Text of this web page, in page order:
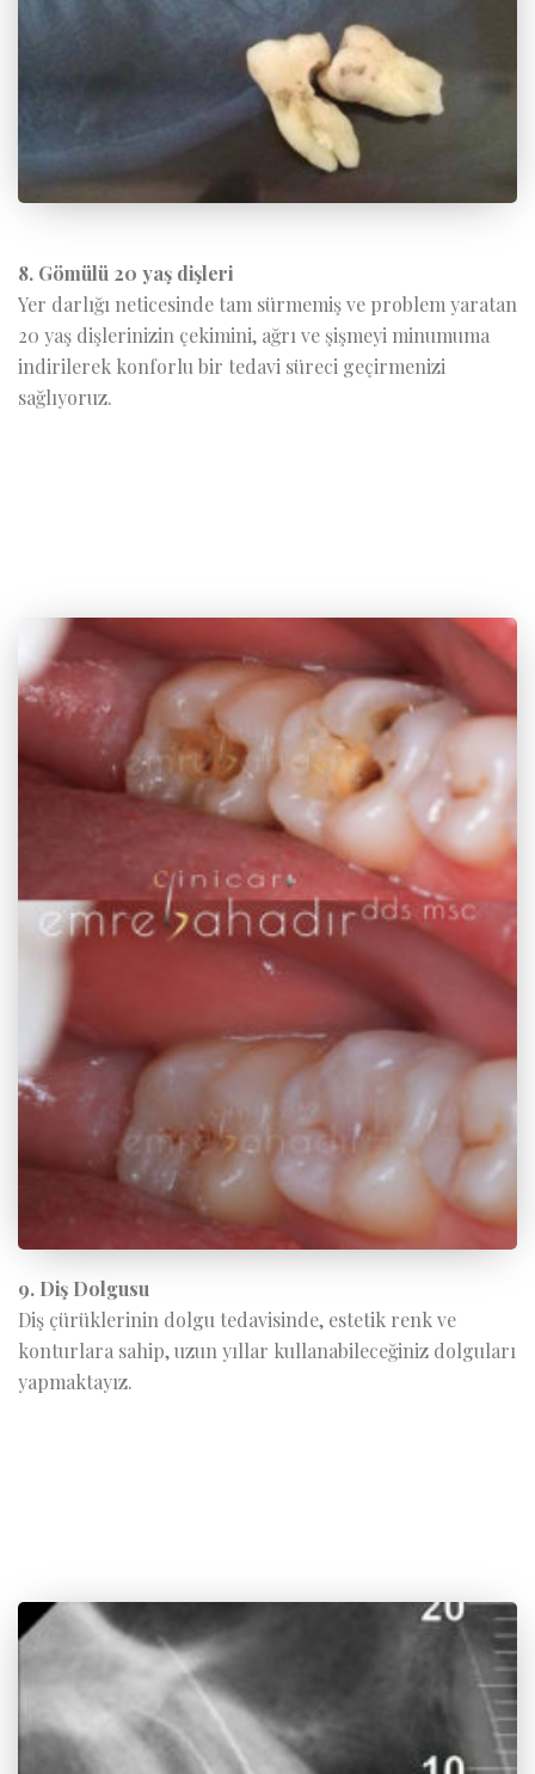
8. Gömülü 20 yaş dişleri
Yer darlığı neticesinde tam sürmemiş ve problem yaratan
20 yaş dişlerinizin çekimini, ağrı ve şişmeyi minumuma
indirilerek konforlu bir tedavi süreci geçirmenizi
sağlıyoruz.
9. Diş Dolgusu
Diş çürüklerinin dolgu tedavisinde, estetik renk ve
konturlara sahip, uzun yıllar kullanabileceğiniz dolguları
yapmaktayız.